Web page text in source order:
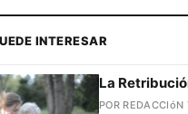
INTERESAR
La
POR